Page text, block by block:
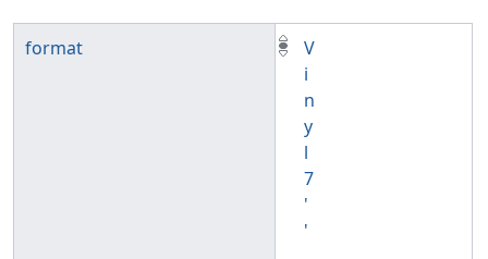
format
V
i
n
y
l
7
'
'